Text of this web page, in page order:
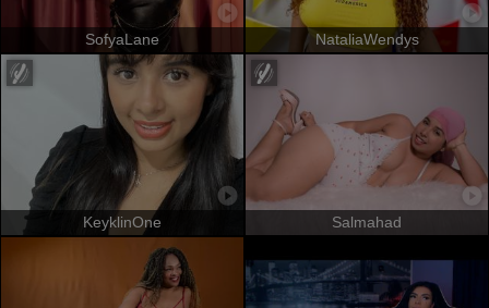
SofyaLane NataliaWendys
KeyklinOne Salmahad